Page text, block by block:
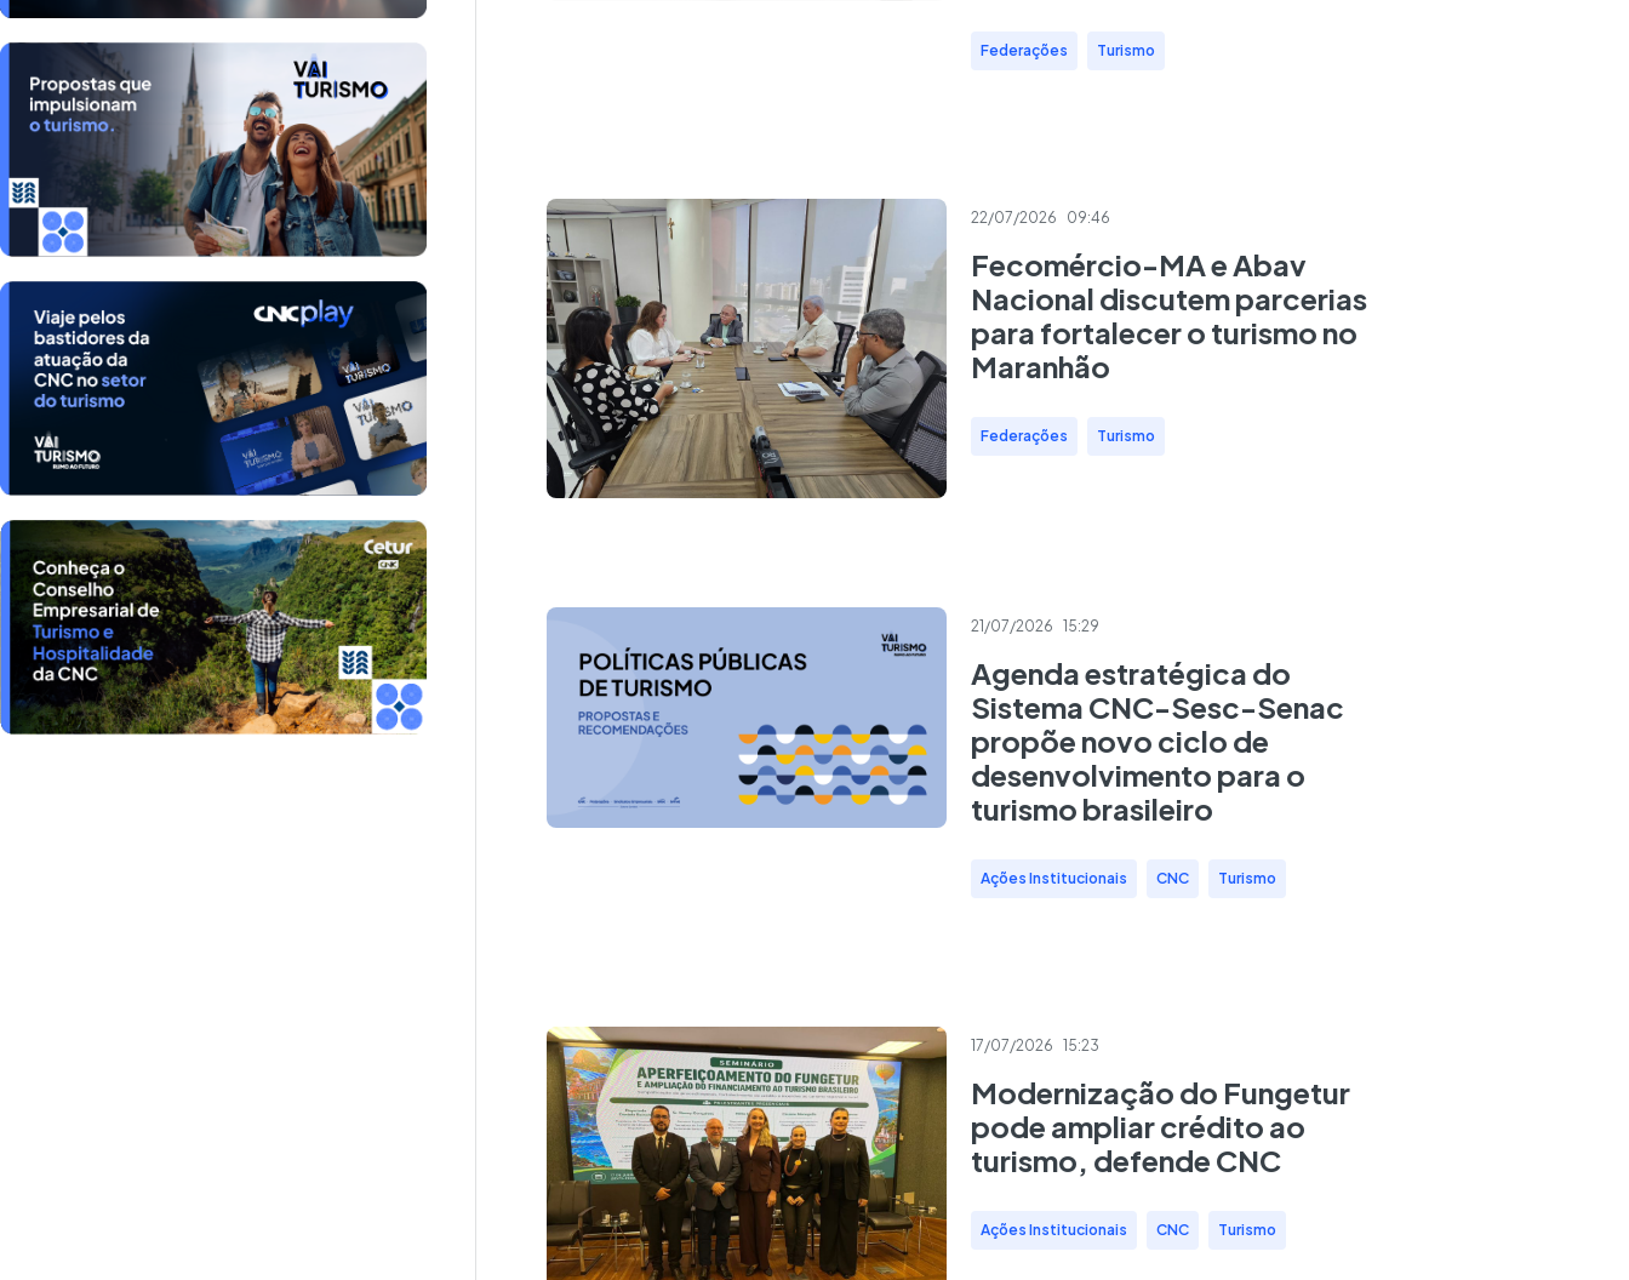
Federações Turismo
22/07/2026 09:46
Fecomércio-MA e Abav
Nacional discutem parcerias
para fortalecer o turismo no
Maranhão
Federações Turismo
21/07/2026 15:29
Agenda estratégica do
Sistema CNC-Sesc-Senac
propõe novo ciclo de
desenvolvimento para o
turismo brasileiro
Ações Institucionais CNC Turismo
17/07/2026 15:23
Modernização do Fungetur
pode ampliar crédito ao
turismo, defende CNC
Ações Institucionais CNC Turismo